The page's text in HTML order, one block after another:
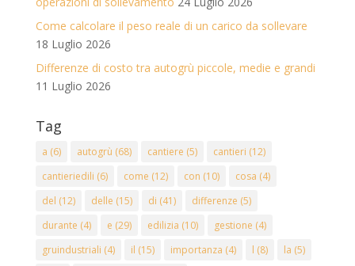
Come calcolare il peso reale di un carico da sollevare
18 Luglio 2026
Differenze di costo tra autogrù piccole, medie e grandi
11 Luglio 2026
Tag
a (6) autogrù (68) cantiere (5) cantieri (12)
cantieriedili (6) come (12) con (10) cosa (4)
del (12) delle (15) di (41) differenze (5)
durante (4) e (29) edilizia (10) gestione (4)
gruindustriali (4) il (15) importanza (4) l (8) la (5)